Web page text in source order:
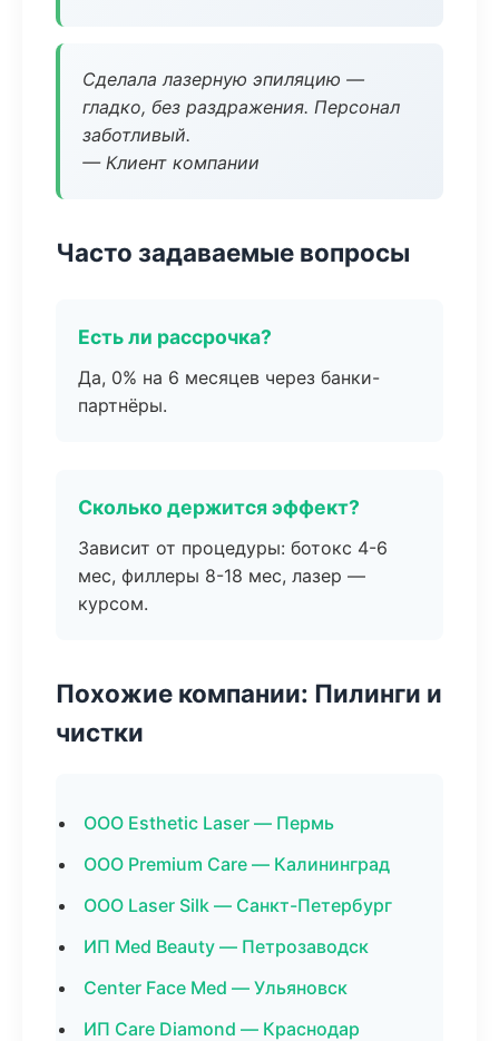
Сделала лазерную эпиляцию —
гладко, без раздражения. Персонал
заботливый.
— Клиент компании
Часто задаваемые вопросы
Есть ли рассрочка?
Да, 0% на 6 месяцев через банки-
партнёры.
Сколько держится эффект?
Зависит от процедуры: ботокс 4-6
мес, филлеры 8-18 мес, лазер —
курсом.
Похожие компании: Пилинги и
чистки
ООО Esthetic Laser — Пермь
ООО Premium Care — Калининград
ООО Laser Silk — Санкт-Петербург
ИП Med Beauty — Петрозаводск
Center Face Med — Ульяновск
ИП Care Diamond — Краснодар